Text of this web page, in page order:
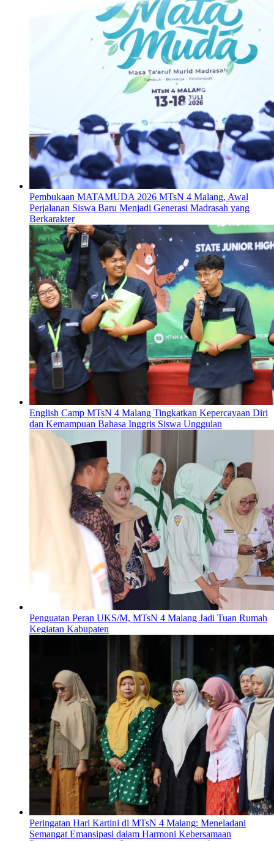
Pembukaan MATAMUDA 2026 MTsN 4 Malang, Awal
Perjalanan Siswa Baru Menjadi Generasi Madrasah yang
Berkarakter
English Camp MTsN 4 Malang Tingkatkan Kepercayaan Diri
dan Kemampuan Bahasa Inggris Siswa Unggulan
Penguatan Peran UKS/M, MTsN 4 Malang Jadi Tuan Rumah
Kegiatan Kabupaten
Peringatan Hari Kartini di MTsN 4 Malang: Meneladani
Semangat Emansipasi dalam Harmoni Kebersamaan